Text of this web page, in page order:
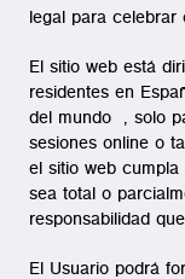
legal para
El sitio web está
residentes en
del mundo , solo
sesiones online o
el sitio web
sea total o
responsabilidad
El Usuario podrá